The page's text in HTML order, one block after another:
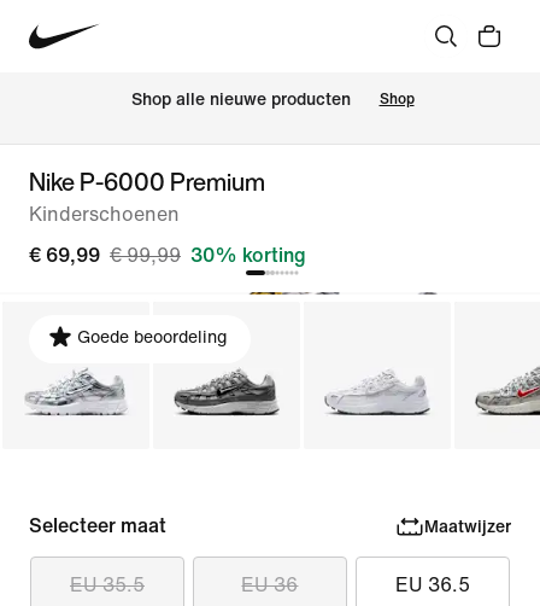
Shop alle nieuwe producten Shop
Nike P-6000 Premium
Kinderschoenen
€ 69,99 € 99,99 30% korting
Goede beoordeling
Selecteer maat Maatwijzer
EU 35.5 EU 36 EU 36.5